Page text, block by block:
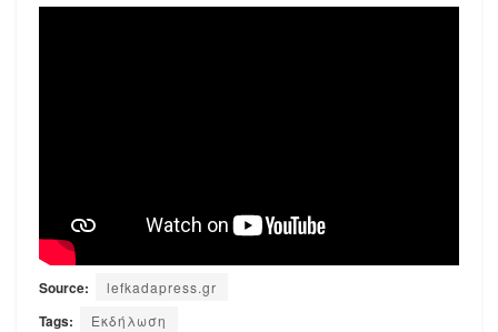
Source: lefkadapress.gr
Tags: Εκδήλωση